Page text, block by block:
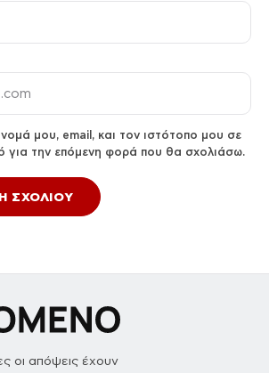
μου, email, και τον ιστότοπο μου σε
για την επόμενη φορά που θα σχολιάσω.
οι απόψεις έχουν